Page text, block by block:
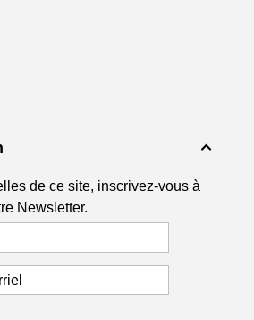

de ce site, inscrivez-vous à
Newsletter.